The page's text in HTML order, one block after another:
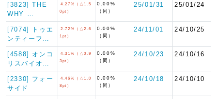
[3823] THE
WHY …
4.27%（△1.5
0pt）
0.00%
（同）
25/01/31 25/01/24
[7074] トゥエ
ンティーフ…
2.72%（△2.6
1pt）
0.00%
（同）
24/11/01 24/10/25
[4588] オンコ
リスバイオ…
4.31%（△0.9
3pt）
0.00%
（同）
24/10/23 24/10/16
[2330] フォー
サイド
4.46%（△1.0
8pt）
0.00%
（同）
24/10/18 24/10/10